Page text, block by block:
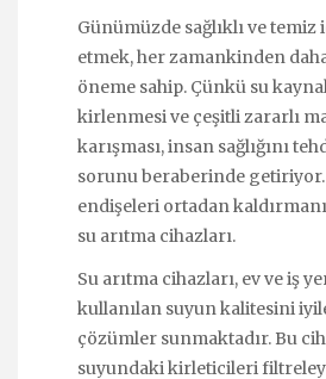
Günümüzde sağlıklı ve temiz
etmek, her zamankinden
öneme sahip. Çünkü su
kirlenmesi ve çeşitli zararlı
karışması, insan sağlığını
sorunu beraberinde
endişeleri ortadan
su arıtma cihazları.
Su arıtma cihazları, ev ve iş
kullanılan suyun kalitesini
çözümler sunmaktadır. Bu
suyundaki kirleticileri